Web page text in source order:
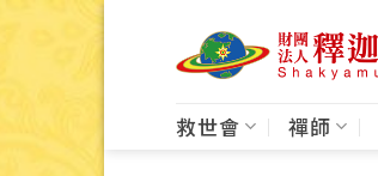
救世會 禪師